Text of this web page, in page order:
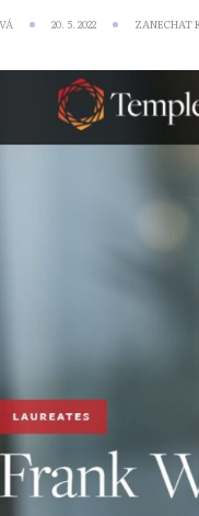
20. 5. 2022 ZANECHAT